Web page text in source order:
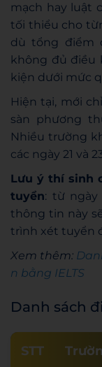
mạch hay luật
tối thiểu cho
dù tổng điểm
không đủ điều
kiện dưới mức
Hiện tại, mới
sàn phương
Nhiều trường
các ngày 21 và
Lưu ý thí sinh
tuyển: từ ngày
thông tin này
trình xét tuyển
Xem thêm:
n bằng IELTS
Danh sách
STT